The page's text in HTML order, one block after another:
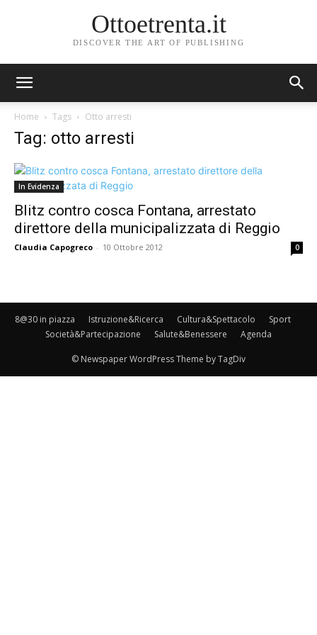
Ottoetrenta.it
DISCOVER THE ART OF PUBLISHING
Home Tags Otto arresti
Tag: otto arresti
In Evidenza
Blitz contro cosca Fontana, arrestato
direttore della municipalizzata di Reggio
Claudia Capogreco - 10 Ottobre 2012 0
8@30 in piazza Istruzione&Ricerca Cultura&Spettacolo
Sport
Società&Partecipazione
Salute&Benessere Agenda
© Newspaper WordPress Theme by TagDiv